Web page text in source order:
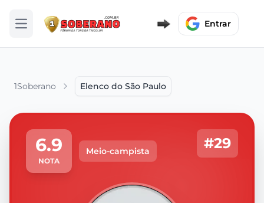
Abrir menu Entrar
1Soberano Elenco do São Paulo
6.9
NOTA
Meio-campista #29